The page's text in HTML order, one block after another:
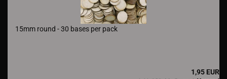
15mm round - 30 bases per pack
1,95 EUR